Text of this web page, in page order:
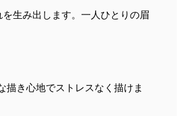
生み出します。一人ひとりの眉
き心地でストレスなく描けま